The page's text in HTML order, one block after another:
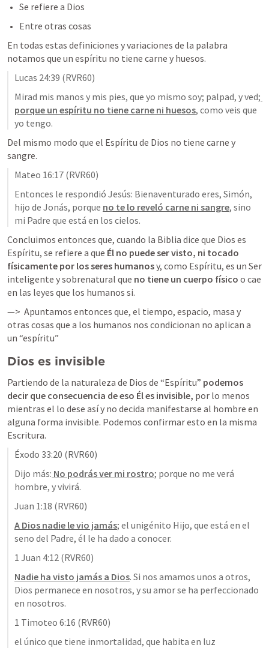
Se refiere a Dios
Entre otras cosas
En todas estas definiciones y variaciones de la palabra
notamos que un espíritu no tiene carne y huesos.
Lucas 24:39 (RVR60)
Mirad mis manos y mis pies, que yo mismo soy; palpad, y ved;
porque un espíritu no tiene carne ni huesos, como veis que
yo tengo.
Del mismo modo que el Espíritu de Dios no tiene carne y
sangre.
Mateo 16:17 (RVR60)
Entonces le respondió Jesús: Bienaventurado eres, Simón,
hijo de Jonás, porque no te lo reveló carne ni sangre, sino
mi Padre que está en los cielos.
Concluimos entonces que, cuando la Biblia dice que Dios es
Espíritu, se refiere a que Él no puede ser visto, ni tocado
físicamente por los seres humanos y, como Espíritu, es un Ser
inteligente y sobrenatural que no tiene un cuerpo físico o cae
en las leyes que los humanos si.
—>  Apuntamos entonces que, el tiempo, espacio, masa y
otras cosas que a los humanos nos condicionan no aplican a
un “espíritu”
Dios es invisible
Partiendo de la naturaleza de Dios de “Espíritu” podemos
decir que consecuencia de eso Él es invisible, por lo menos
mientras el lo dese así y no decida manifestarse al hombre en
alguna forma invisible. Podemos confirmar esto en la misma
Escritura.
Éxodo 33:20 (RVR60)
Dijo más: No podrás ver mi rostro; porque no me verá
hombre, y vivirá.
Juan 1:18 (RVR60)
A Dios nadie le vio jamás; el unigénito Hijo, que está en el
seno del Padre, él le ha dado a conocer.
1 Juan 4:12 (RVR60)
Nadie ha visto jamás a Dios. Si nos amamos unos a otros,
Dios permanece en nosotros, y su amor se ha perfeccionado
en nosotros.
1 Timoteo 6:16 (RVR60)
el único que tiene inmortalidad, que habita en luz